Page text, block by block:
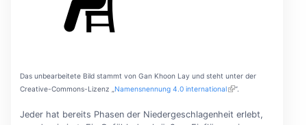
Das unbearbeitete Bild stammt von Gan Khoon Lay und steht unter der
Creative-Commons-Lizenz „
Namensnennung 4.0 international “.
Jeder hat bereits Phasen der Niedergeschlagenheit erlebt,